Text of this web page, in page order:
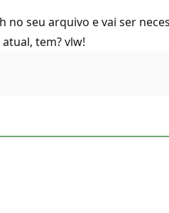
seu arquivo e vai ser
tem? vlw!